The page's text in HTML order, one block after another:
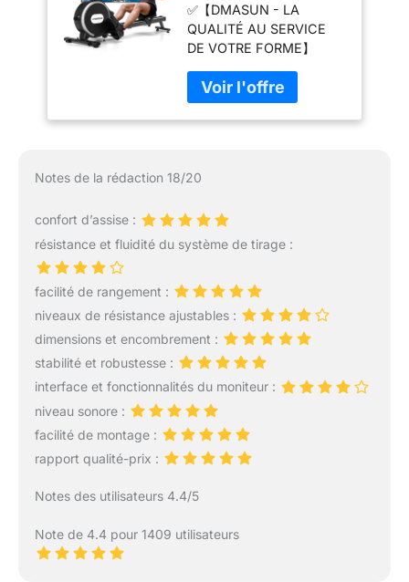
D'appartement,
Rowing Machine
Connecter APP
avec Écran LCD, 16
Niveaux de
Résistance, Mise à
Niveau vers Deux
160KG
✅【DMASUN - LA
QUALITÉ AU SERVICE
DE VOTRE FORME】
d’innovation et de qualité
dans le domaine des
équipements de fitness.
d'entraînement
magnétique est une
solution robuste et
à domicile. Avec
DMASUN, vous
bénéficiez de la
durabilité, de la sécurité
et d'un confort inégalé,
vous permettant de
transformer votre maison
en un véritable espace
de sport.
✅【CONNECTIVITÉ APP
POUR UNE EXPÉRIENCE
IMMERSIVE】Ce rameur
est équipé de la
Notes de la rédaction 18/20
confort d’assise :
résistance et fluidité du système de tirage :
facilité de rangement :
niveaux de résistance ajustables :
dimensions et encombrement :
stabilité et robustesse :
interface et fonctionnalités du moniteur :
niveau sonore :
facilité de montage :
rapport qualité-prix :
Notes des utilisateurs 4.4/5
Note de 4.4 pour 1409 utilisateurs